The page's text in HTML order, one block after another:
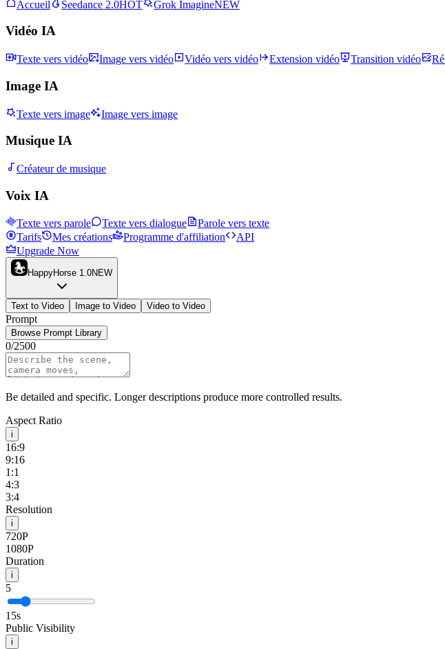
Accueil Seedance 2.0HOT Grok ImagineNEW
Vidéo IA
Texte vers vidéo Image vers vidéo Vidéo vers vidéo Extension vidéo Transition vidéo
Image IA
Texte vers image Image vers image
Musique IA
Créateur de musique
Voix IA
Texte vers parole Texte vers dialogue
Parole vers texte
Tarifs
Mes créations Programme d'affiliation
API
Upgrade Now
HappyHorse 1.0NEW
Text to Video Image to Video Video to Video
Prompt
Browse Prompt Library
0/2500
Be detailed and specific. Longer descriptions produce more controlled results.
Aspect Ratio
i
16:9
9:16
1:1
4:3
3:4
Resolution
i
720P
1080P
Duration
i
5
15s
Public Visibility
i